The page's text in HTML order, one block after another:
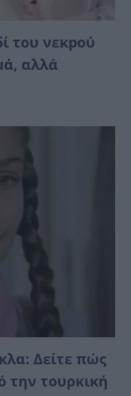
του νεκpού
αλλά
Δείτε πώς
την τουρκική